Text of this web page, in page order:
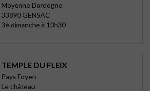
Moyenne Dordogne
33890 GENSAC
3è dimanche à 10h30
TEMPLE DU FLEIX
Pays Foyen
Le château